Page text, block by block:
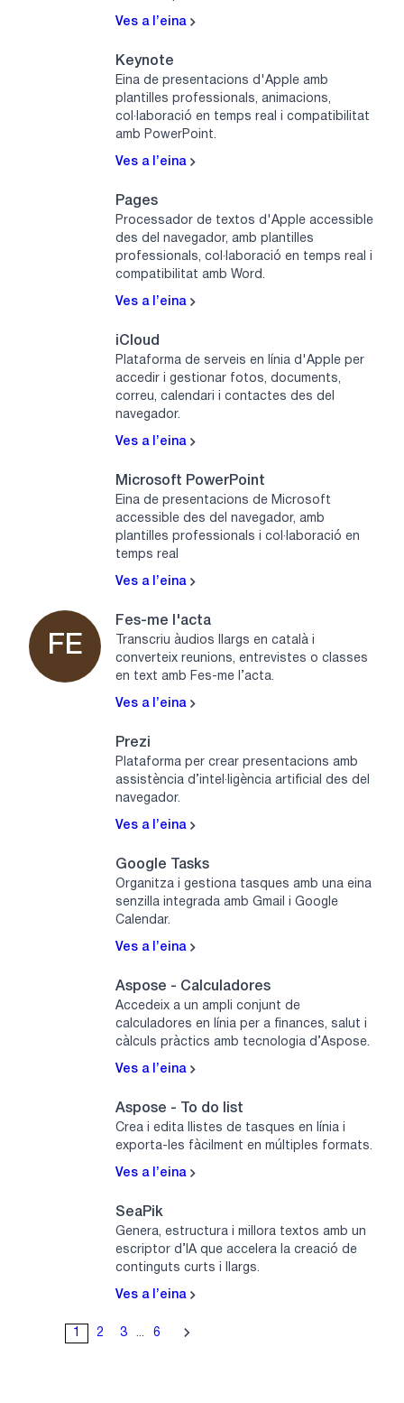
Ves a l’eina
Keynote
Eina de presentacions d'Apple amb
plantilles professionals, animacions,
col·laboració en temps real i compatibilitat
amb PowerPoint.
Ves a l’eina
Pages
Processador de textos d'Apple accessible
des del navegador, amb plantilles
professionals, col·laboració en temps real i
compatibilitat amb Word.
Ves a l’eina
iCloud
Plataforma de serveis en línia d'Apple per
accedir i gestionar fotos, documents,
correu, calendari i contactes des del
navegador.
Ves a l’eina
Microsoft PowerPoint
Eina de presentacions de Microsoft
accessible des del navegador, amb
plantilles professionals i col·laboració en
temps real
Ves a l’eina
FE
Fes-me l'acta
Transcriu àudios llargs en català i
converteix reunions, entrevistes o classes
en text amb Fes-me l’acta.
Ves a l’eina
Prezi
Plataforma per crear presentacions amb
assistència d’intel·ligència artificial des del
navegador.
Ves a l’eina
Google Tasks
Organitza i gestiona tasques amb una eina
senzilla integrada amb Gmail i Google
Calendar.
Ves a l’eina
Aspose - Calculadores
Accedeix a un ampli conjunt de
calculadores en línia per a finances, salut i
càlculs pràctics amb tecnologia d’Aspose.
Ves a l’eina
Aspose - To do list
Crea i edita llistes de tasques en línia i
exporta-les fàcilment en múltiples formats.
Ves a l’eina
SeaPik
Genera, estructura i millora textos amb un
escriptor d’IA que accelera la creació de
continguts curts i llargs.
Ves a l’eina
1 2 3 ... 6